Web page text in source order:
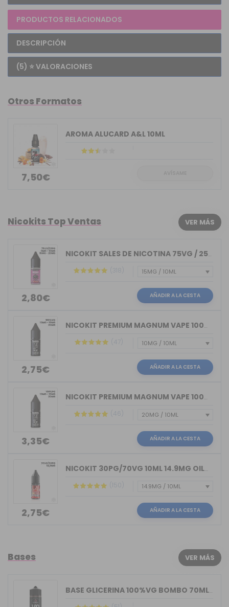
PRODUCTOS RELACIONADOS
DESCRIPCIÓN
(5) ⭐ VALORACIONES
Otros Formatos
7,50€
AROMA ALUCARD A&L 10ML
Nicokits Top Ventas VER MÁS
2,80€
NICOKIT SALES DE NICOTINA 75VG / 25PG...
(318)
AÑADIR A LA CESTA
2,75€
NICOKIT PREMIUM MAGNUM VAPE 100%VG 10ML
(47)
AÑADIR A LA CESTA
3,35€
NICOKIT PREMIUM MAGNUM VAPE 100%PG 10ML
(46)
AÑADIR A LA CESTA
2,75€
NICOKIT 30PG/70VG 10ML 14.9MG OIL4VAP
(150)
AÑADIR A LA CESTA
Bases VER MÁS
BASE GLICERINA 100%VG BOMBO 70ML (BOT...